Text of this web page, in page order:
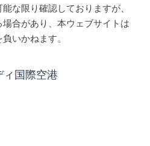
な限り確認しておりますが、
合があり、本ウェブサイトは
いかねます。
ィ国際空港